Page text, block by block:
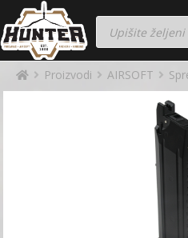
Proizvodi AIRSOFT